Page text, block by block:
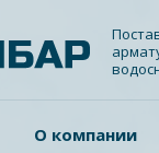
О компании